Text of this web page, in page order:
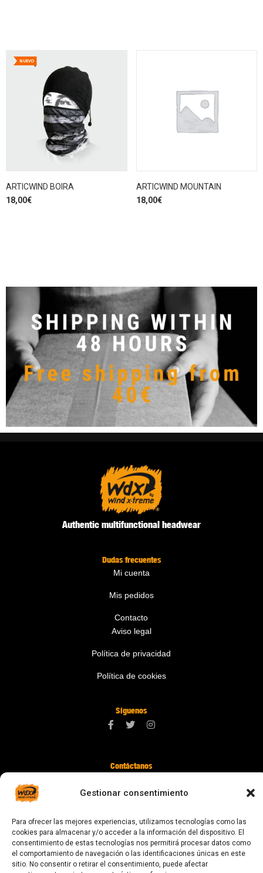
Gestionar consentimiento
Para ofrecer las mejores experiencias, utilizamos tecnologías como las
cookies para almacenar y/o acceder a la información del dispositivo. El
consentimiento de estas tecnologías nos permitirá procesar datos como
el comportamiento de navegación o las identificaciones únicas en este
sitio. No consentir o retirar el consentimiento, puede afectar
NUEVO
ARTICWIND BOIRA
18,00€
ARTICWIND MOUNTAIN
18,00€
Authentic multifunctional headwear
Dudas frecuentes
Mi cuenta
Mis pedidos
Contacto
Aviso legal
Política de privacidad
Política de cookies
Síguenos
Contáctanos
08024 Barcelona
© 2023 Todos los derechos reservados